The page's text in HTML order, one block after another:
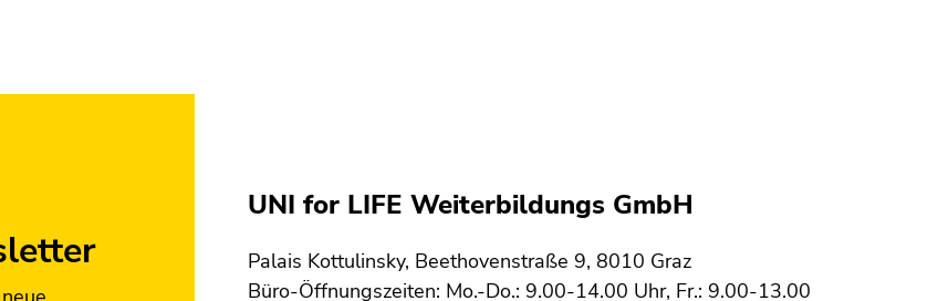
UNI for LIFE Weiterbildungs GmbH
Palais Kottulinsky, Beethovenstraße 9, 8010 Graz
Büro-Öffnungszeiten: Mo.-Do.: 9.00-14.00 Uhr, Fr.: 9.00-13.00